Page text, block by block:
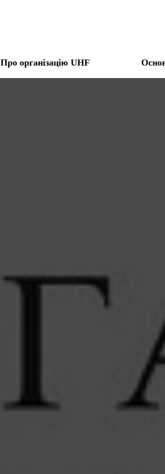
Про організацію UHF